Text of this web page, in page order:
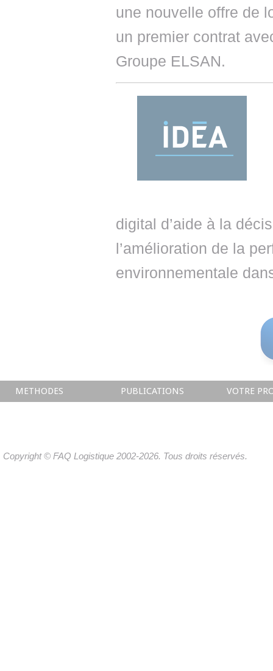
une nouvelle offre de
un premier contrat
Groupe ELSAN.
digital d’aide à la
l’amélioration de la
environnementale
METHODES PUBLICATIONS VOTRE
Copyright © FAQ Logistique 2002-2026. Tous droits réservés.